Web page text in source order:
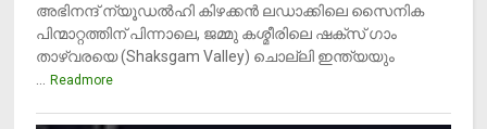
അഭിനന്ദ് ന്യൂഡൽഹി കിഴക്കൻ ലഡാക്കിലെ സൈനിക
പിന്മാറ്റത്തിന് പിന്നാലെ, ജമ്മു കശ്മീരിലെ ഷക്സ് ​ഗാം
താഴ്‌വരയെ (Shaksgam Valley) ചൊല്ലി ഇന്ത്യയും
Readmore